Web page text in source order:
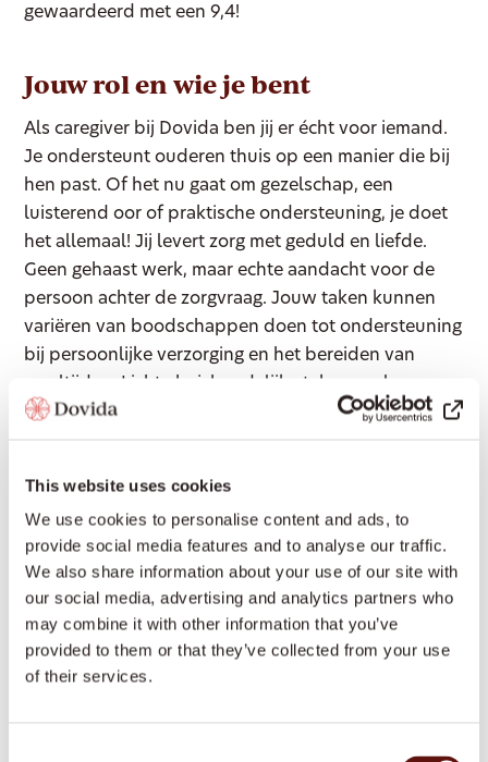
This website uses cookies
We use cookies to personalise content and ads, to
provide social media features and to analyse our traffic.
We also share information about your use of our site with
our social media, advertising and analytics partners who
may combine it with other information that you’ve
provided to them or that they’ve collected from your use
of their services.
gewaardeerd met een 9,4!
Jouw rol en wie je bent
Als caregiver bij Dovida ben jij er écht voor iemand.
Je ondersteunt ouderen thuis op een manier die bij
hen past. Of het nu gaat om gezelschap, een
luisterend oor of praktische ondersteuning, je doet
het allemaal! Jij levert zorg met geduld en liefde.
Geen gehaast werk, maar echte aandacht voor de
persoon achter de zorgvraag. Jouw taken kunnen
variëren van boodschappen doen tot ondersteuning
bij persoonlijke verzorging en het bereiden van
maaltijden. Lichte huishoudelijke taken zoals
stofzuigen of een wasje draaien, horen ook bij je
Jouw voordelen bij Dovida
Werk met vaste klanten die écht bij jou passen.
8% vakantiegeld en een eindejaar bonus van
8,33%.
Salaris gebaseerd op FWG25 Cao VVT.